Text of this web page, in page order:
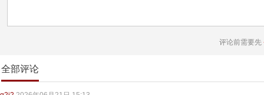
评论前需要先
全部评论